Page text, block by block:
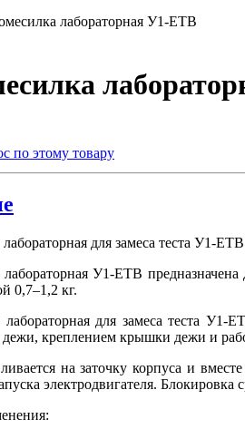
лабораторная У1-ЕТВ
по этому товару
для замеса теста У1-ЕТВ
лабораторная У1-ЕТВ
0,7–1,2 кг.
лабораторная для замеса теста У1-
креплением крышки дежи и
на заточку корпуса и вместе
электродвигателя.